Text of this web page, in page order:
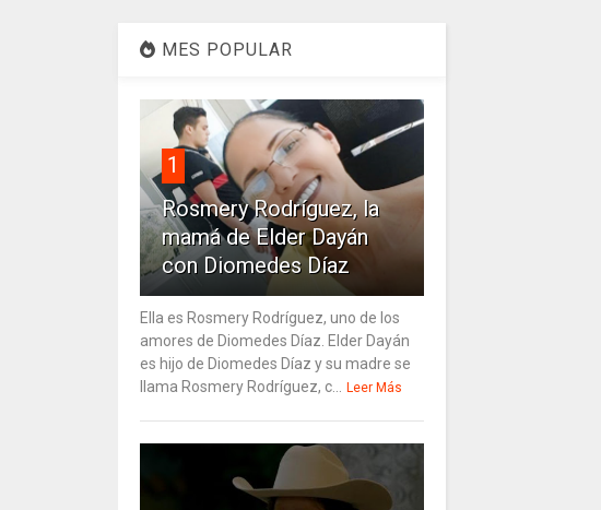
MES POPULAR
1
Rosmery Rodríguez, la
mamá de Elder Dayán
con Diomedes Díaz
Ella es Rosmery Rodríguez, uno de los
amores de Diomedes Díaz. Elder Dayán
es hijo de Diomedes Díaz y su madre se
llama Rosmery Rodríguez, c... Leer Más